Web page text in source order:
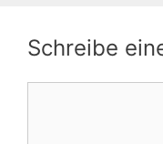
Schreibe